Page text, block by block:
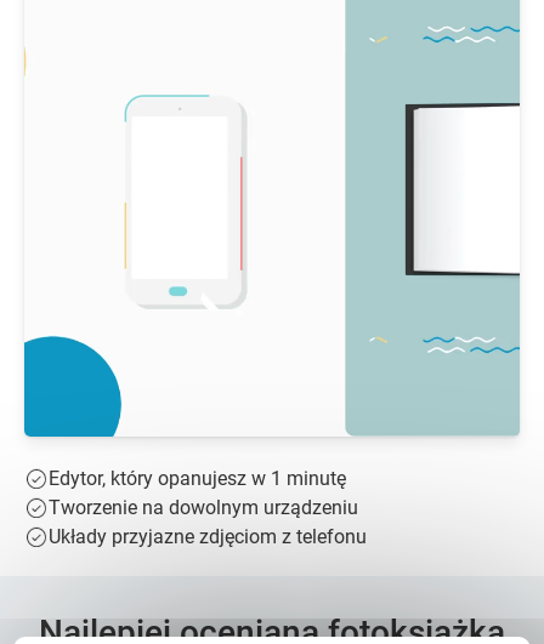
Edytor, który opanujesz w 1 minutę
Tworzenie na dowolnym urządzeniu
Układy przyjazne zdjęciom z telefonu
Najlepiej oceniana fotoksiążka